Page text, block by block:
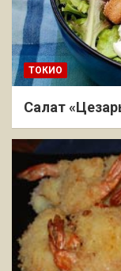
ТОКИО
Салат